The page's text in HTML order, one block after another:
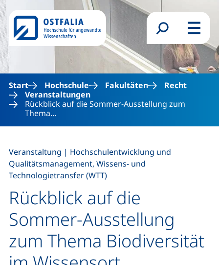
Direkt zum Inhalt
Suchformular
Menü
Start Hochschule Fakultäten
Recht
Veranstaltungen
Rückblick auf die Sommer-Ausstellung zum
Thema…
Rückblick auf die
Sommer-Ausstellung
zum Thema Biodiversität
Veranstaltung | Hochschulentwicklung und
Qualitätsmanagement, Wissens- und
Technologietransfer (WTT)